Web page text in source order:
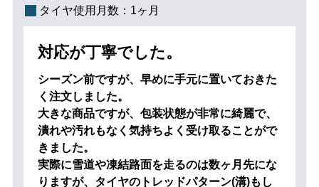
タイヤ使用月数： 1ヶ月
対応が丁寧でした。
シーズン前ですが、早めに手元に置いておきた
く注文しました。
大きな商品ですが、包装状態が非常に綺麗で、
潰れや汚れもなく気持ちよく受け取ることがで
きました。
実際に雪道や凍結路面を走るのは数ヶ月先にな
りますが、タイヤのトレッドパターン(溝)もし